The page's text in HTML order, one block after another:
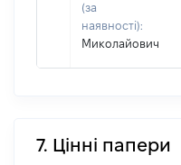
(за
наявності):
Миколайович
7. Цінні папери